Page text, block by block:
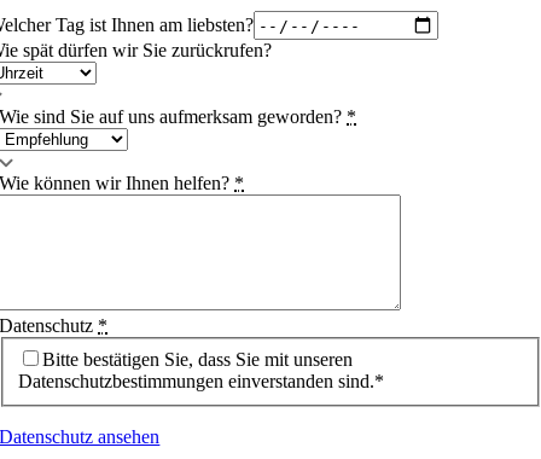
Tag ist Ihnen am liebsten?
spät dürfen wir Sie zurückrufen?
Wie sind Sie auf uns aufmerksam geworden? *
Wie können wir Ihnen helfen? *
Datenschutz *
Bitte bestätigen Sie, dass Sie mit unseren
Datenschutzbestimmungen einverstanden sind.*
Datenschutz ansehen